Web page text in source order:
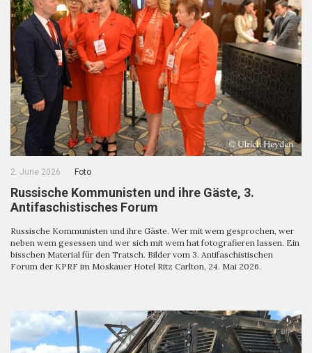
2. June 2026 Foto
Russische Kommunisten und ihre Gäste, 3.
Antifaschistisches Forum
Russische Kommunisten und ihre Gäste. Wer mit wem gesprochen, wer
neben wem gesessen und wer sich mit wem hat fotografieren lassen. Ein
bisschen Material für den Tratsch. Bilder vom 3. Antifaschistischen
Forum der KPRF im Moskauer Hotel Ritz Carlton, 24. Mai 2026.